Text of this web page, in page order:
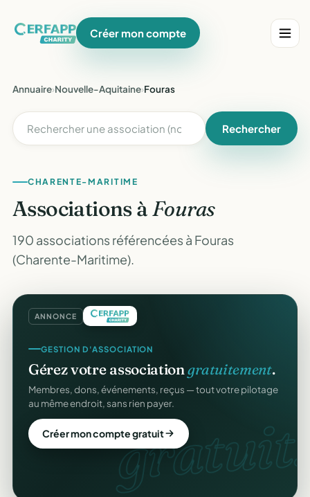
Créer mon compte
Annuaire›Nouvelle-Aquitaine›Fouras
Rechercher
CHARENTE-MARITIME
Associations àFouras
190 associations référencées à Fouras
(Charente-Maritime).
ANNONCE
gratuit.
GESTION D'ASSOCIATION
Gérez votre associationgratuitement.
Membres, dons, événements, reçus — tout votre pilotage
au même endroit, sans rien payer.
Créer mon compte gratuit